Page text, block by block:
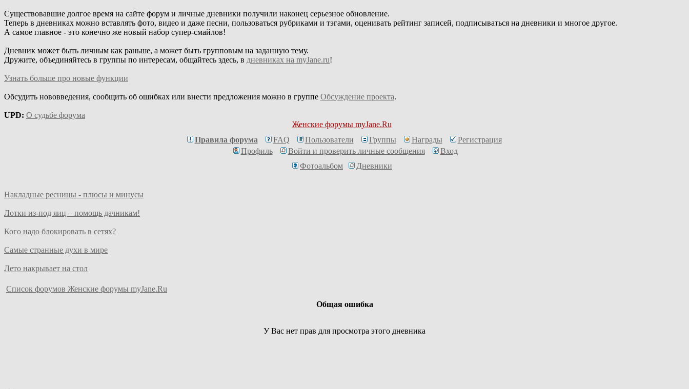
Существовавшие долгое время на сайте форум и личные дневники получили наконец серьезное обновление.
Теперь в дневниках можно вставлять фото, видео и даже песни, пользоваться рубриками и тэгами, оценивать рейтинг записей, подписываться на дневники и многое другое.
А самое главное - это конечно же новый набор супер-смайлов!
Дневник может быть личным как раньше, а может быть групповым на заданную тему.
Дружите, объединяйтесь в группы по интересам, общайтесь здесь, в дневниках на myJane.ru!
Узнать больше про новые функции
Обсудить нововведения, сообщить об ошибках или внести предложения можно в группе Обсуждение проекта.
UPD: О судьбе форума
Женские форумы myJane.Ru
Правила форума
FAQ Пользователи Группы Награды
Регистрация
Профиль
Войти и проверить личные сообщения
Вход
Фотоальбом
Дневники
Накладные ресницы - плюсы и минусы
Лотки из-под яиц – помощь дачникам!
Кого надо блокировать в сетях?
Самые странные духи в мире
Лето накрывает на стол
Список форумов Женские форумы myJane.Ru
Общая ошибка
У Вас нет прав для просмотра этого дневника